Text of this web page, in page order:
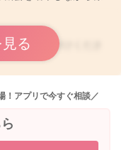
ら、お声がけくださ
る
2026/4/26 8:38
！アプリで今すぐ相談／